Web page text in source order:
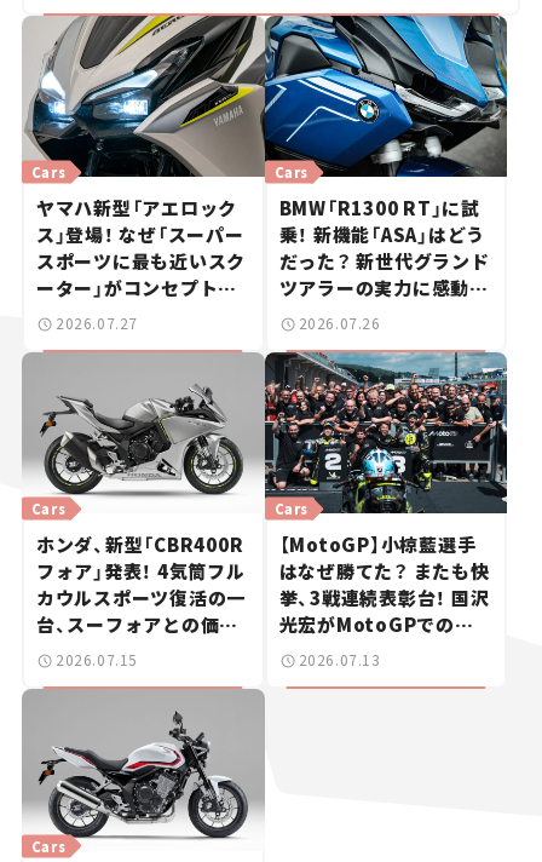
Cars
ヤマハ新型「アエロック
ス」登場！ なぜ「スーパー
スポーツに最も近いスク
ーター」がコンセプトな
のか？【新車ニュース】
2026.07.27
Cars
BMW「R1300 RT」に試
乗！ 新機能「ASA」はどう
だった？ 新世代グランド
ツアラーの実力に感動
【試乗レビュー】
2026.07.26
Cars
ホンダ、新型「CBR400R
フォア」発表！ 4気筒フル
カウルスポーツ復活の一
台、スーフォアとの価格
差は20万円【新車ニュー
2026.07.15
Cars
【MotoGP】小椋藍選手
はなぜ勝てた？ またも快
挙、3戦連続表彰台！ 国沢
光宏がMotoGPでの快
進撃を解説
2026.07.13
Cars